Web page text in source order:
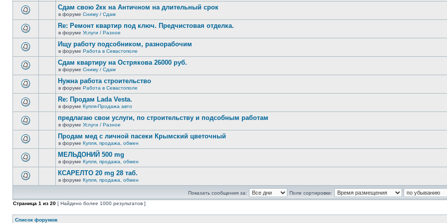
новых
непрочитанных
сообщений.
новых
непрочитанных
сообщений.
новых
непрочитанных
сообщений.
Сдам свою 2кк на Античном на длительный срок
в форуме Сниму / Сдам
новых
непрочитанных
сообщений.
Re: Ремонт квартир под ключ. Предчистовая отделка.
в форуме Услуги / Разное
новых
непрочитанных
сообщений.
Ищу работу подсобником, разнорабочим
в форуме Работа в Севастополе
новых
непрочитанных
сообщений.
Сдам квартиру на Острякова 26000 руб.
в форуме Сниму / Сдам
новых
непрочитанных
сообщений.
Нужна работа строительство
в форуме Работа в Севастополе
новых
непрочитанных
сообщений.
Re: Продам Lada Vesta.
в форуме Купля-Продажа авто
новых
непрочитанных
сообщений.
предлагаю свои услуги, по строительству и подсобным работам
в форуме Услуги / Разное
новых
непрочитанных
сообщений.
Продам мед с личной пасеки Крымский цветочный
в форуме Купля, продажа, обмен
новых
сообщений.
МЕЛЬДОНИЙ 500 mg
в форуме Купля, продажа, обмен
нет
новых
сообщений.
КСАРЕЛТО 20 mg 28 таб.
в форуме Купля, продажа, обмен
Показать сообщения за:
Поле сортировки:
Страница 1 из 20 [ Найдено более 1000 результатов ]
Список форумов